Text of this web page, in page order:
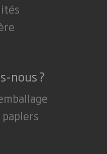
nous ?
papiers